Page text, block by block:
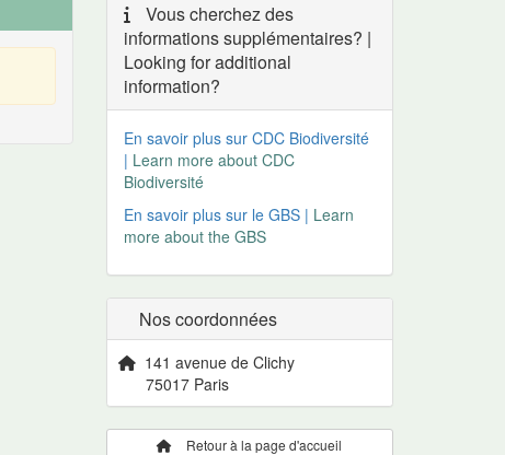
Vous cherchez des
informations supplémentaires? |
Looking for additional
information?
En savoir plus sur CDC Biodiversité
| Learn more about CDC
Biodiversité
En savoir plus sur le GBS | Learn
more about the GBS
Nos coordonnées
141 avenue de Clichy
75017 Paris
Retour à la page d'accueil